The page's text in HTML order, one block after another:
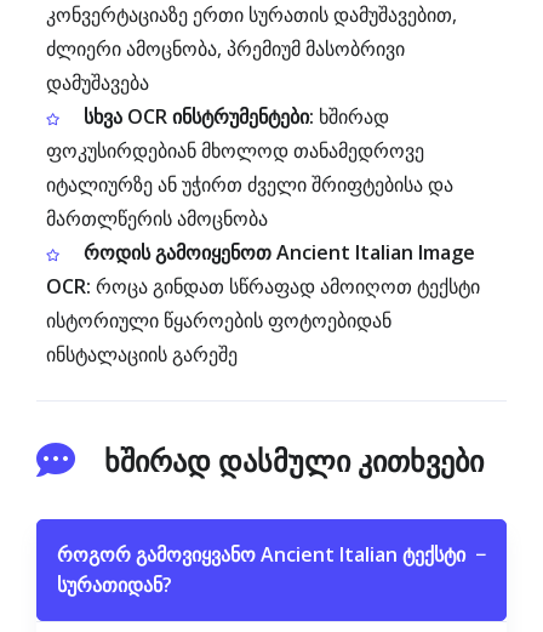
კონვერტაციაზე ერთი სურათის დამუშავებით,
ძლიერი ამოცნობა, პრემიუმ მასობრივი
დამუშავება
სხვა OCR ინსტრუმენტები: ხშირად
ფოკუსირდებიან მხოლოდ თანამედროვე
იტალიურზე ან უჭირთ ძველი შრიფტებისა და
მართლწერის ამოცნობა
როდის გამოიყენოთ Ancient Italian Image
OCR: როცა გინდათ სწრაფად ამოიღოთ ტექსტი
ისტორიული წყაროების ფოტოებიდან
ინსტალაციის გარეშე
ხშირად დასმული კითხვები
როგორ გამოვიყვანო Ancient Italian ტექსტი
სურათიდან?
−